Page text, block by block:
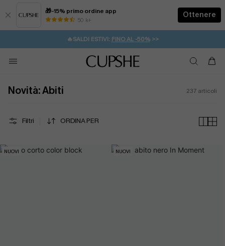
🎁-15% primo ordine app
50 k+
Ottenere
⚡️-15% SUGLI ESSENZIALI DA VACANZA | ACQUISTA
🔥SALDI ESTIVI: FINO AL -50%>>
🚚SPEDIZIONE GRATUITA DA 49€
💌REGALO PER I NUOVI: 20% DI SCONTO*
Novità: Abiti 237 articoli
Filtri ORDINA PER
NUOVI NUOVI